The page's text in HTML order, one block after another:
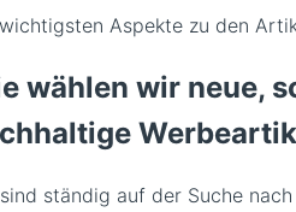
Aspekte zu den
wählen wir neue,
ständig auf der Suche